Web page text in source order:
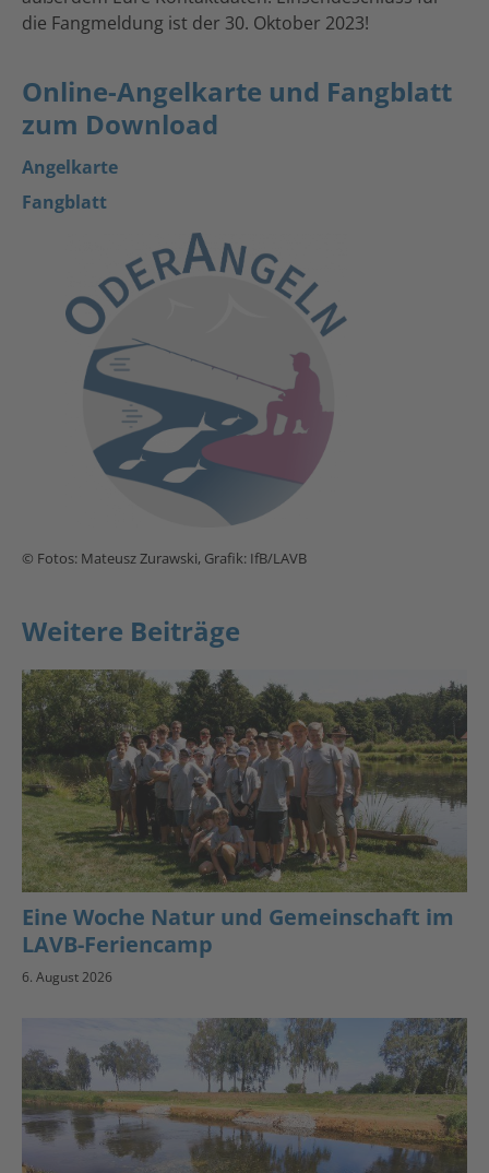
die Fangmeldung ist der 30. Oktober 2023!
Online-Angelkarte und Fangblatt
zum Download
Angelkarte
Fangblatt
© Fotos: Mateusz Zurawski, Grafik: IfB/LAVB
Weitere Beiträge
Eine Woche Natur und Gemeinschaft im
LAVB-Feriencamp
6. August 2026